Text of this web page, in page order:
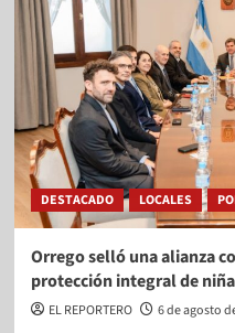
DESTACADO LOCALES
Orrego selló una alianza
protección integral de
EL REPORTERO 6 de agosto